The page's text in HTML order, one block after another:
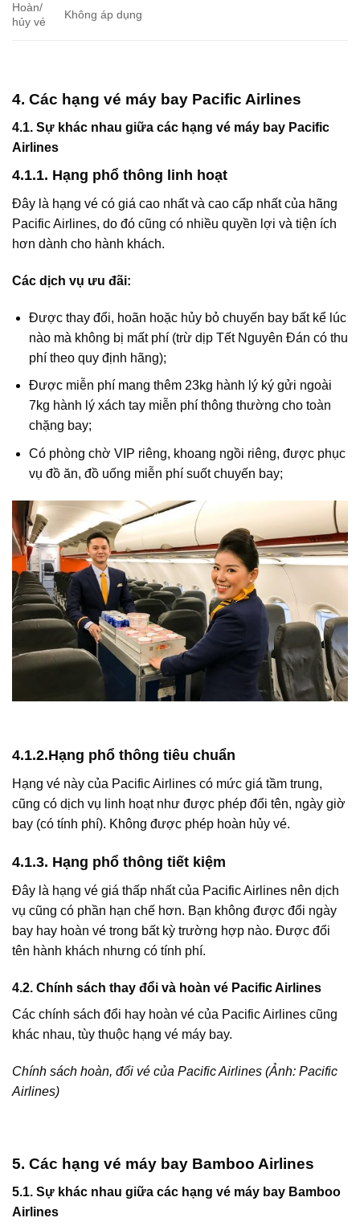
Hoàn/
hủy vé
Không áp dụng
4. Các hạng vé máy bay Pacific Airlines
4.1. Sự khác nhau giữa các hạng vé máy bay Pacific
Airlines
4.1.1. Hạng phổ thông linh hoạt
Đây là hạng vé có giá cao nhất và cao cấp nhất của hãng
Pacific Airlines, do đó cũng có nhiều quyền lợi và tiện ích
hơn dành cho hành khách.
Các dịch vụ ưu đãi:
Được thay đổi, hoãn hoặc hủy bỏ chuyến bay bất kể lúc
nào mà không bị mất phí (trừ dịp Tết Nguyên Đán có thu
phí theo quy định hãng);
Được miễn phí mang thêm 23kg hành lý ký gửi ngoài
7kg hành lý xách tay miễn phí thông thường cho toàn
chặng bay;
Có phòng chờ VIP riêng, khoang ngồi riêng, được phục
vụ đồ ăn, đồ uống miễn phí suốt chuyến bay;
4.1.2.Hạng phổ thông tiêu chuẩn
Hạng vé này của Pacific Airlines có mức giá tầm trung,
cũng có dịch vụ linh hoạt như được phép đổi tên, ngày giờ
bay (có tính phí). Không được phép hoàn hủy vé.
4.1.3. Hạng phổ thông tiết kiệm
Đây là hạng vé giá thấp nhất của Pacific Airlines nên dịch
vụ cũng có phần hạn chế hơn. Bạn không được đổi ngày
bay hay hoàn vé trong bất kỳ trường hợp nào. Được đổi
tên hành khách nhưng có tính phí.
4.2. Chính sách thay đổi và hoàn vé Pacific Airlines
Các chính sách đổi hay hoàn vé của Pacific Airlines cũng
khác nhau, tùy thuộc hạng vé máy bay.
Chính sách hoàn, đổi vé của Pacific Airlines (Ảnh: Pacific
Airlines)
5. Các hạng vé máy bay Bamboo Airlines
5.1. Sự khác nhau giữa các hạng vé máy bay Bamboo
Airlines